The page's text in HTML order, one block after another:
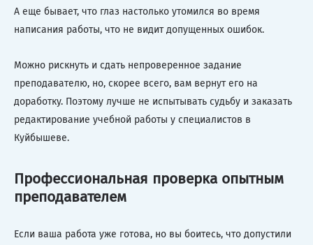
А еще бывает, что глаз настолько утомился во время
написания работы, что не видит допущенных ошибок.
Можно рискнуть и сдать непроверенное задание
преподавателю, но, скорее всего, вам вернут его на
доработку. Поэтому лучше не испытывать судьбу и заказать
редактирование учебной работы у специалистов в
Куйбышеве.
Профессиональная проверка опытным
преподавателем
Если ваша работа уже готова, но вы боитесь, что допустили